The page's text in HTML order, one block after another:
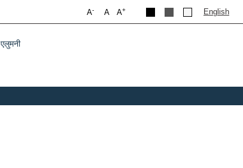
A+
A
A- English
एलुमनी